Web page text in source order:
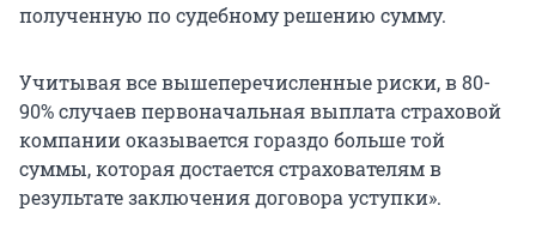
полученную по судебному решению сумму.
Учитывая все вышеперечисленные риски, в 80-
90% случаев первоначальная выплата страховой
компании оказывается гораздо больше той
суммы, которая достается страхователям в
результате заключения договора уступки».